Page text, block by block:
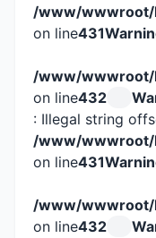
/www/wwwroot/
on line431
/www/wwwroot/
on line432
: Illegal string
/www/wwwroot/
on line431
/www/wwwroot/
on line432